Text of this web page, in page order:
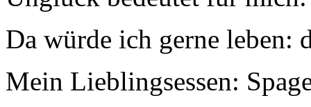
Da würde ich gerne leben:
Mein Lieblingsessen: